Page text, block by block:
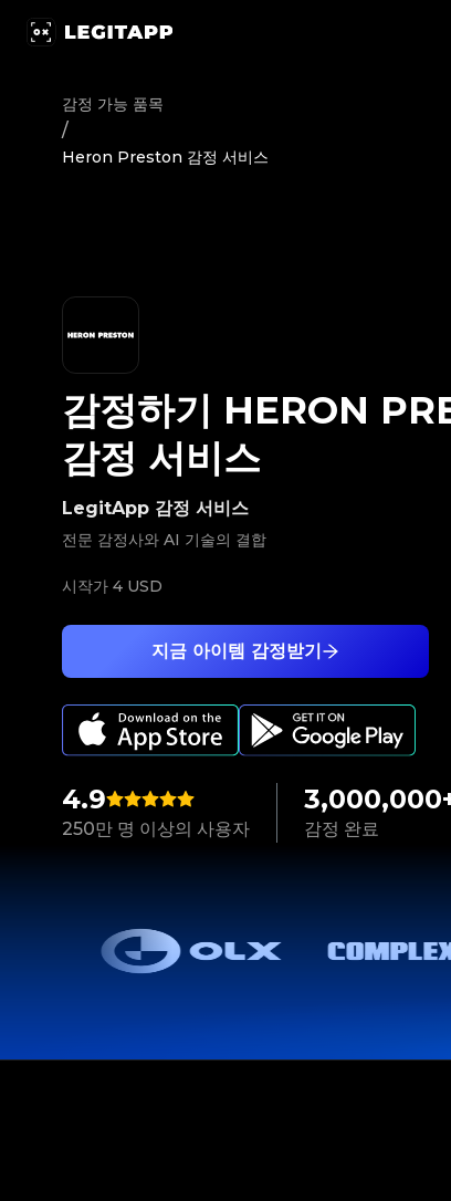
감정 가능 품목
/
Heron Preston 감정 서비스
4.9
250만 명 이상의 사용자 감정 완료
지금 아이템 감정받기
LegitApp 감정 서비스
전문 감정사와 AI 기술의 결합
시작가 4 USD
감정하기 HERON
감정 서비스